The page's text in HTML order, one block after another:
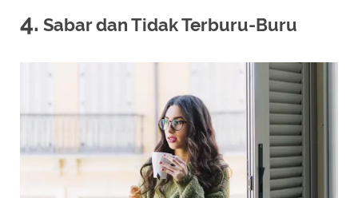
4. Sabar dan Tidak Terburu-Buru